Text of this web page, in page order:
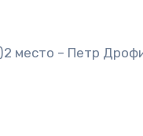
место – Петр